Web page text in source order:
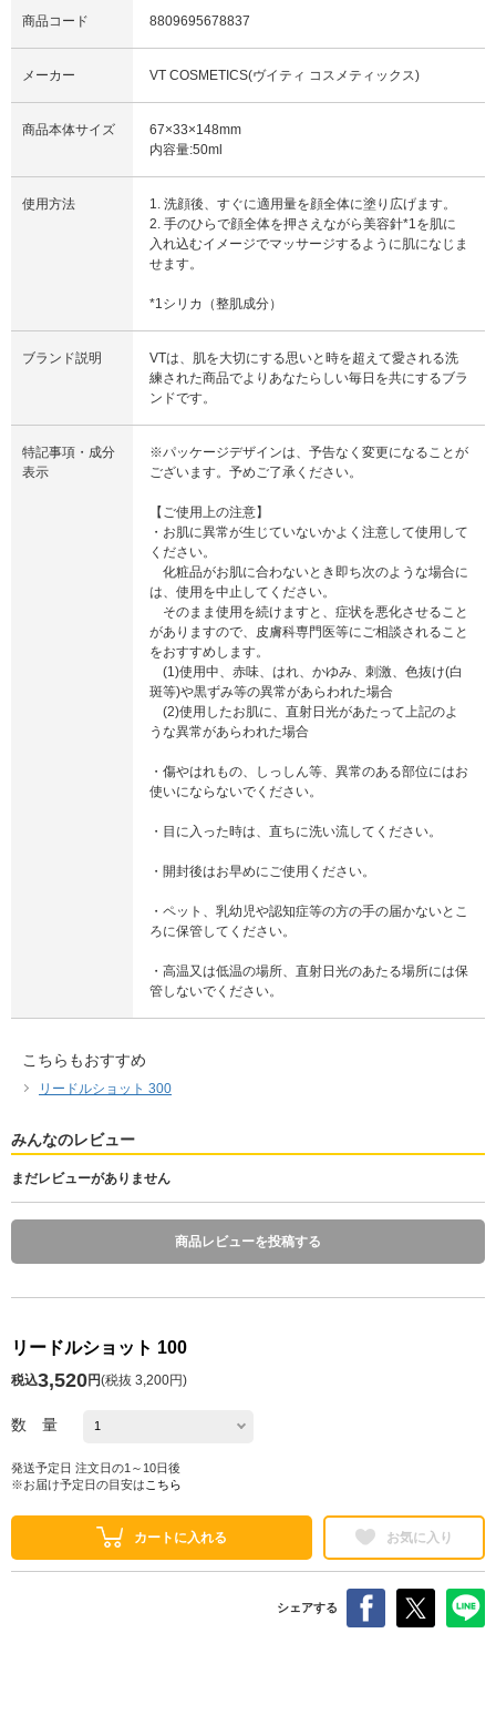
商品コード 8809695678837
メーカー VT COSMETICS(ヴイティ コスメティックス)
商品本体サイズ
67×33×148mm
内容量:50ml
使用方法
1. 洗顔後、すぐに適用量を顔全体に塗り広げます。
2. 手のひらで顔全体を押さえながら美容針*1を肌に
入れ込むイメージでマッサージするように肌になじま
せます。
*1シリカ（整肌成分）
ブランド説明
VTは、肌を大切にする思いと時を超えて愛される洗
練された商品でよりあなたらしい毎日を共にするブラ
ンドです。
特記事項・成分
表示
※パッケージデザインは、予告なく変更になることが
ございます。予めご了承ください。
【ご使用上の注意】
・お肌に異常が生じていないかよく注意して使用して
ください。
化粧品がお肌に合わないとき即ち次のような場合に
は、使用を中止してください。
そのまま使用を続けますと、症状を悪化させること
がありますので、皮膚科専門医等にご相談されること
をおすすめします。
(1)使用中、赤味、はれ、かゆみ、刺激、色抜け(白
斑等)や黒ずみ等の異常があらわれた場合
(2)使用したお肌に、直射日光があたって上記のよ
うな異常があらわれた場合
・傷やはれもの、しっしん等、異常のある部位にはお
使いにならないでください。
・目に入った時は、直ちに洗い流してください。
・開封後はお早めにご使用ください。
・ペット、乳幼児や認知症等の方の手の届かないとこ
ろに保管してください。
・高温又は低温の場所、直射日光のあたる場所には保
管しないでください。
こちらもおすすめ
リードルショット 300
みんなのレビュー
まだレビューがありません
商品レビューを投稿する
リードルショット 100
税込3,520円(税抜 3,200円)
数 量
発送予定日 注文日の1～10日後
※お届け予定日の目安は こちら
カートに入れる お気に入り
シェアする